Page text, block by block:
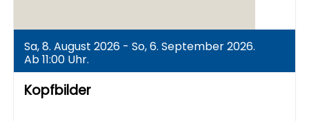
Sa, 8. August 2026 - So, 6. September 2026.
Ab 11:00 Uhr.
Kopfbilder